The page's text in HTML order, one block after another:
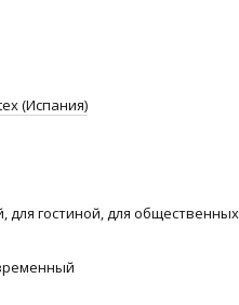
(Испания)
для гостиной, для